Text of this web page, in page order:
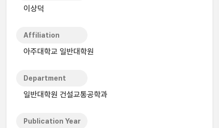
이상덕
Affiliation
아주대학교 일반대학원
Department
일반대학원 건설교통공학과
Publication Year